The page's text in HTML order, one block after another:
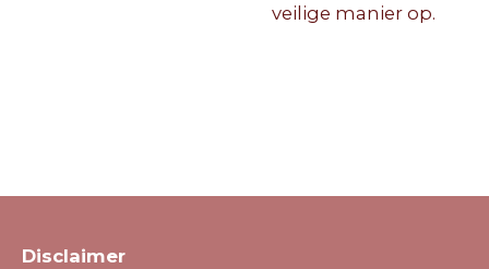
veilige manier op.
Disclaimer